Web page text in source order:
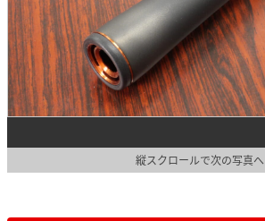
縦スクロールで次の写真へ